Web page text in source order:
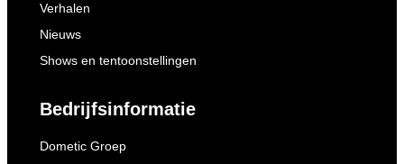
Verhalen
Nieuws
Shows en tentoonstellingen
Bedrijfsinformatie
Dometic Groep